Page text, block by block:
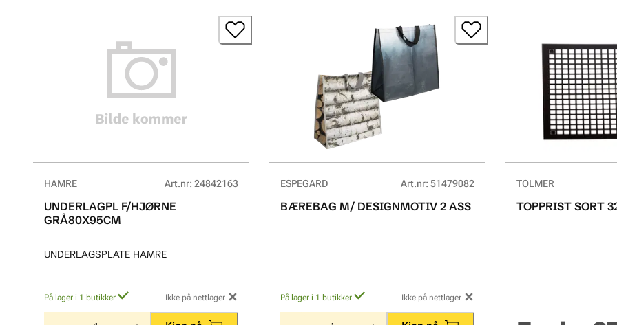
HAMRE Art.nr: 24842163
UNDERLAGPL F/HJØRNE
GRÅ80X95CM
UNDERLAGSPLATE HAMRE
På lager i 1 butikker Ikke på nettlager
ESPEGARD Art.nr: 51479082
BÆREBAG M/ DESIGNMOTIV 2 ASS
På lager i 1 butikker Ikke på nettlager
TOLMER
TOPPRIST SORT